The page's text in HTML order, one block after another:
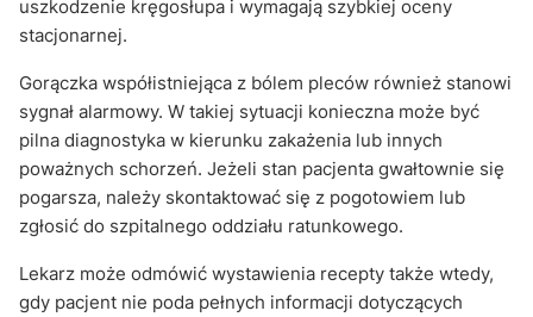
uszkodzenie kręgosłupa i wymagają szybkiej oceny
stacjonarnej.
Gorączka współistniejąca z bólem pleców również stanowi
sygnał alarmowy. W takiej sytuacji konieczna może być
pilna diagnostyka w kierunku zakażenia lub innych
poważnych schorzeń. Jeżeli stan pacjenta gwałtownie się
pogarsza, należy skontaktować się z pogotowiem lub
zgłosić do szpitalnego oddziału ratunkowego.
Lekarz może odmówić wystawienia recepty także wtedy,
gdy pacjent nie poda pełnych informacji dotyczących